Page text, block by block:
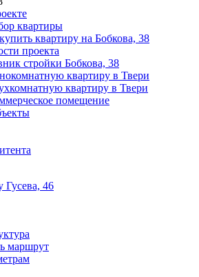
квартиры
квартиру на Бобкова, 38
проекта
стройки Бобкова, 38
квартиру в Твери
квартиру в Твери
помещение
Гусева, 46
маршрут